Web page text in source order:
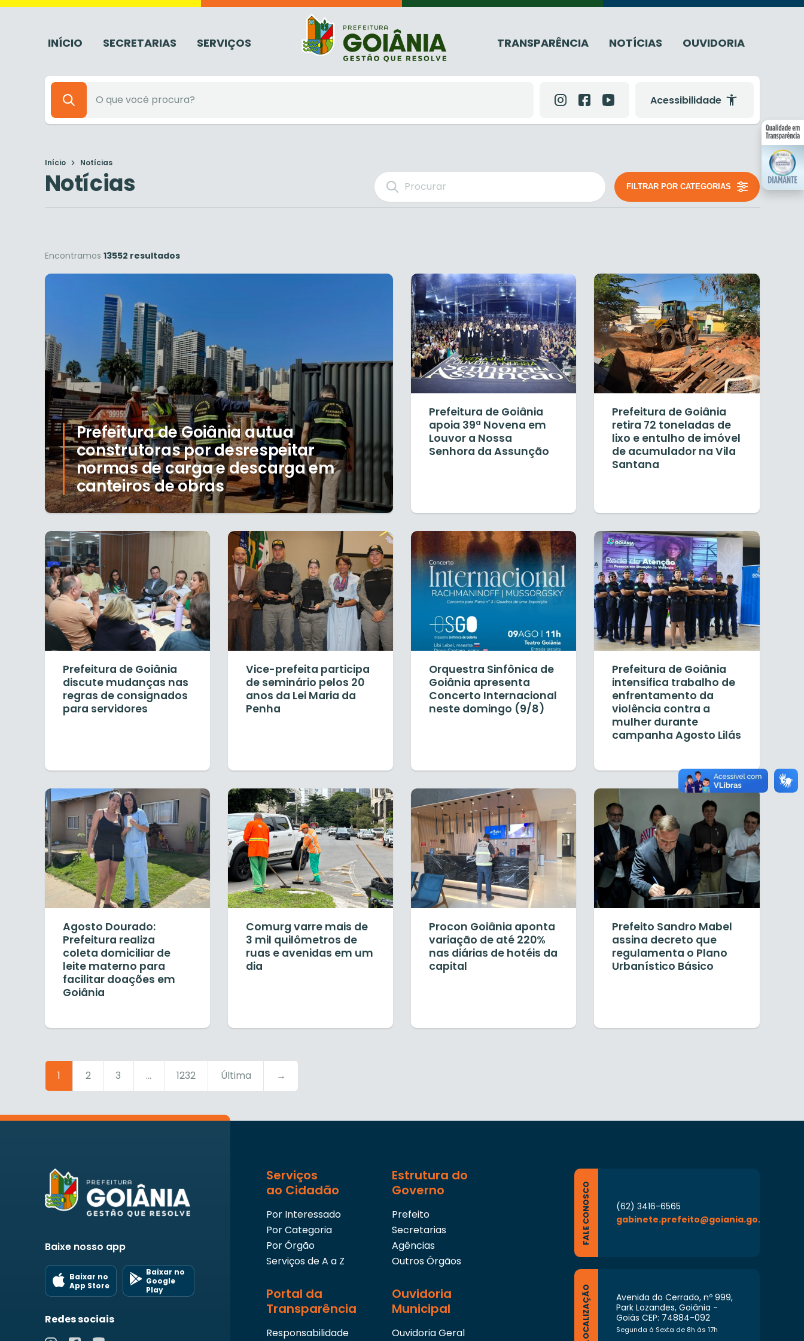
INÍCIO SECRETARIAS SERVIÇOS TRANSPARÊNCIA NOTÍCIAS OUVIDORIA
Acessibilidade
Início Notícias
Notícias FILTRAR POR CATEGORIAS
Encontramos 13552 resultados
Prefeitura de Goiânia autua
construtoras por desrespeitar
normas de carga e descarga em
canteiros de obras
Prefeitura de Goiânia
apoia 39ª Novena em
Louvor a Nossa
Senhora da Assunção
Prefeitura de Goiânia
retira 72 toneladas de
lixo e entulho de imóvel
de acumulador na Vila
Santana
Prefeitura de Goiânia
discute mudanças nas
regras de consignados
para servidores
Vice-prefeita participa
de seminário pelos 20
anos da Lei Maria da
Penha
Orquestra Sinfônica de
Goiânia apresenta
Concerto Internacional
neste domingo (9/8)
Prefeitura de Goiânia
intensifica trabalho de
enfrentamento da
violência contra a
mulher durante
campanha Agosto Lilás
Agosto Dourado:
Prefeitura realiza
coleta domiciliar de
leite materno para
facilitar doações em
Goiânia
Comurg varre mais de
3 mil quilômetros de
ruas e avenidas em um
dia
Procon Goiânia aponta
variação de até 220%
nas diárias de hotéis da
capital
Prefeito Sandro Mabel
assina decreto que
regulamenta o Plano
Urbanístico Básico
1 2 3 ... 1232 Última →
Baixe nosso app
Baixar no
App Store
Baixar no
Google
Play
Redes sociais
Serviços
ao Cidadão
Por Interessado
Por Categoria
Por Órgão
Serviços de A a Z
Estrutura do
Governo
Prefeito
Secretarias
Agências
Outros Órgãos
Portal da
Transparência
Responsabilidade
Ouvidoria
Municipal
Ouvidoria Geral
FALE CONOSCO
(62) 3416-6565
gabinete.prefeito@goiania.go.gov.br
LOCALIZAÇÃO
Avenida do Cerrado, nº 999,
Park Lozandes, Goiânia -
Goiás CEP: 74884-092
Segunda à Sexta de 8h às 17h